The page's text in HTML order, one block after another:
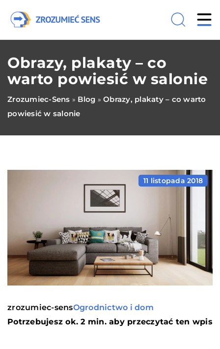
Obrazy, plakaty – co
warto powiesić w salonie
Zrozumiec-Sens » Blog » Obrazy, plakaty – co warto
powiesić w salonie
11 listopada 2018
zrozumiec-sensOgrodnictwo i dom
Potrzebujesz ok. 2 min. aby przeczytać ten wpis